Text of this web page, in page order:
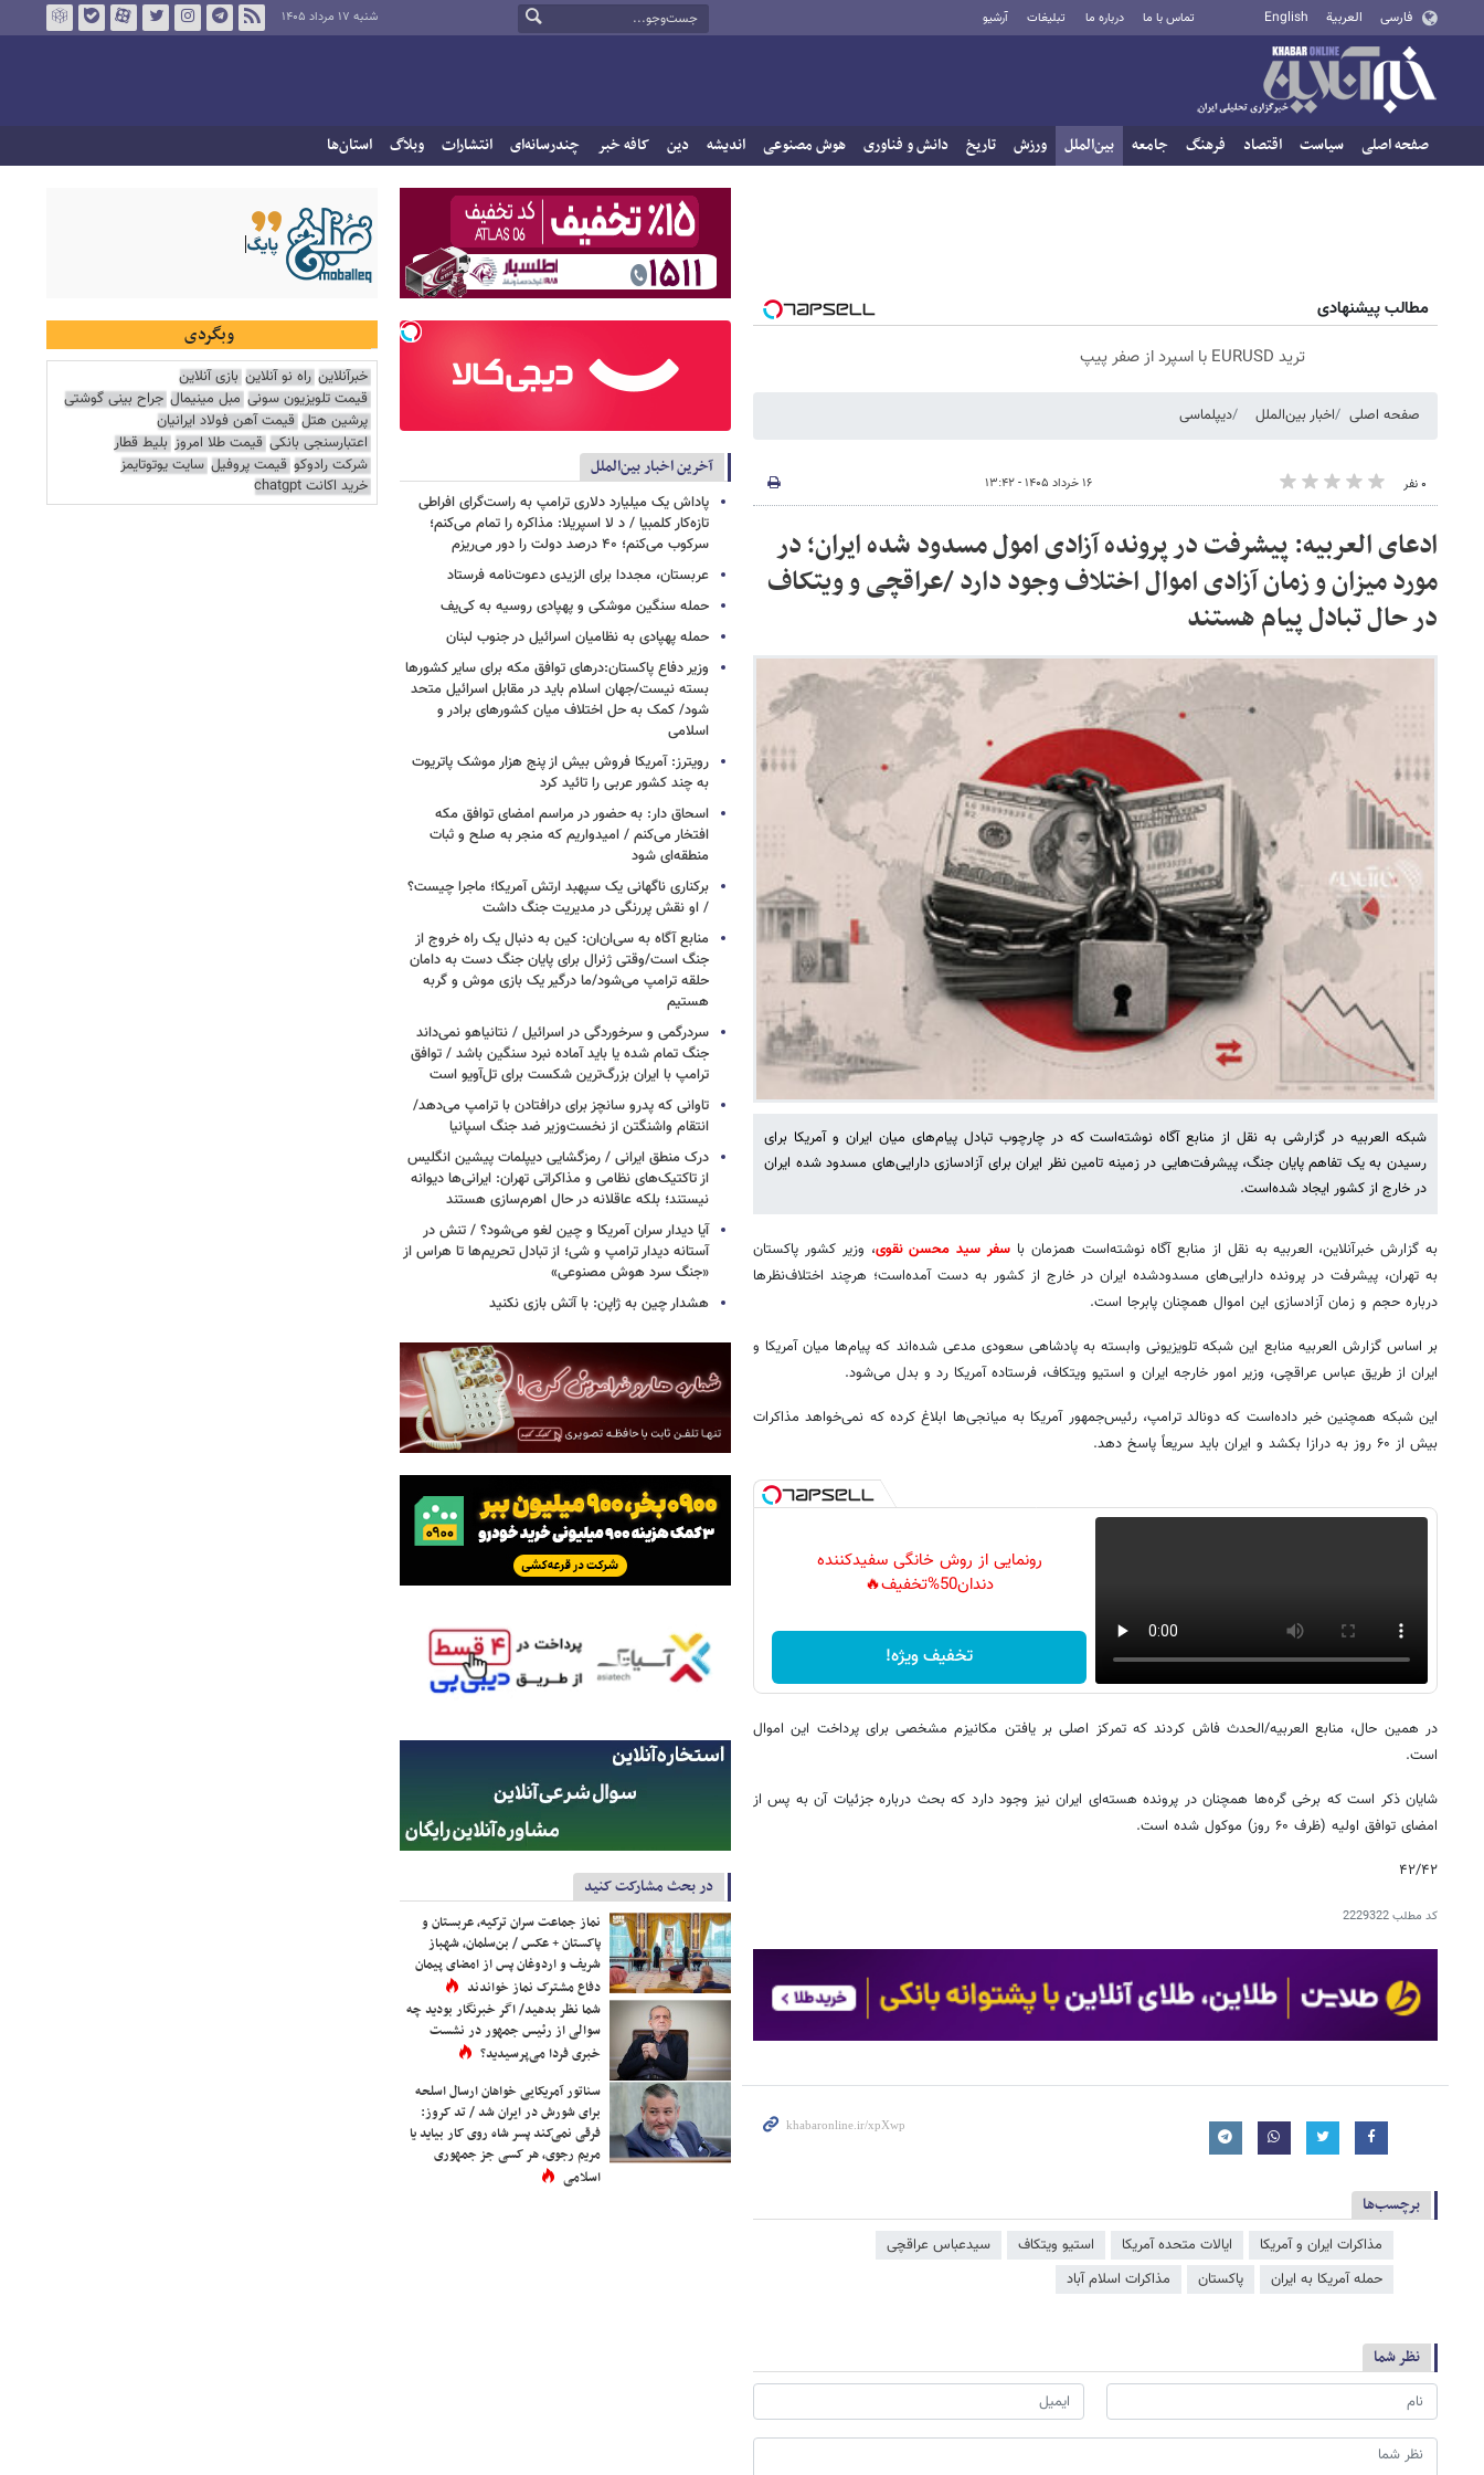
فارسی العربية English تماس با ما درباره ما تبلیغات آرشیو شنبه ۱۷ مرداد ۱۴۰۵
صفحه اصلی سیاست اقتصاد فرهنگ جامعه بین‌الملل ورزش تاریخ دانش و فناوری هوش مصنوعی اندیشه دین کافه خبر چندرسانه‌ای انتشارات وبلاگ استان‌ها
مطالب پیشنهادی
ترید EURUSD با اسپرد از صفر پیپ
صفحه اصلی اخبار بین‌الملل دیپلماسی
۰ نفر ۱۶ خرداد ۱۴۰۵ - ۱۳:۴۲
ادعای العربیه: پیشرفت در پرونده آزادی امول مسدود شده ایران؛ در
مورد میزان و زمان آزادی اموال اختلاف وجود دارد /عراقچی و ویتکاف
در حال تبادل پیام هستند
شبکه العربیه در گزارشی به نقل از منابع آگاه نوشته‌است که در چارچوب تبادل پیام‌های میان ایران و آمریکا برای
رسیدن به یک تفاهم پایان جنگ، پیشرفت‌هایی در زمینه تامین نظر ایران برای آزادسازی دارایی‌های مسدود شده ایران
در خارج از کشور ایجاد شده‌است.
به گزارش خبرآنلاین، العربیه به نقل از منابع آگاه نوشته‌است همزمان با سفر سید محسن نقوی، وزیر کشور پاکستان
به تهران، پیشرفت در پرونده دارایی‌های مسدودشده ایران در خارج از کشور به دست آمده‌است؛ هرچند اختلاف‌نظرها
درباره حجم و زمان آزادسازی این اموال همچنان پابرجا است.
بر اساس گزارش العربیه منابع این شبکه تلویزیونی وابسته به پادشاهی سعودی مدعی شده‌اند که پیام‌ها میان آمریکا و
ایران از طریق عباس عراقچی، وزیر امور خارجه ایران و استیو ویتکاف، فرستاده آمریکا رد و بدل می‌شود.
این شبکه همچنین خبر داده‌است که دونالد ترامپ، رئیس‌جمهور آمریکا به میانجی‌ها ابلاغ کرده که نمی‌خواهد مذاکرات
بیش از ۶۰ روز به درازا بکشد و ایران باید سریعاً پاسخ دهد.
رونمایی از روش خانگی سفیدکننده
دندان50%تخفیف🔥
تخفیف ویژه!
در همین حال، منابع العربیه/الحدث فاش کردند که تمرکز اصلی بر یافتن مکانیزم مشخصی برای پرداخت این اموال
است.
شایان ذکر است که برخی گره‌ها همچنان در پرونده هسته‌ای ایران نیز وجود دارد که بحث درباره جزئیات آن به پس از
امضای توافق اولیه (ظرف ۶۰ روز) موکول شده است.
۴۲/۴۲
کد مطلب2229322
برچسب‌ها
مذاکرات ایران و آمریکا ایالات متحده آمریکا استیو ویتکاف
سیدعباس عراقچی
حمله آمریکا به ایران
پاکستان مذاکرات اسلام آباد
نظر شما
آخرین اخبار بین‌الملل
پاداش یک میلیارد دلاری ترامپ به راست‌گرای افراطی
تازه‌کار کلمبیا / د لا اسپریلا: مذاکره را تمام می‌کنم؛
سرکوب می‌کنم؛ ۴۰ درصد دولت را دور می‌ریزم
عربستان، مجددا برای الزیدی دعوت‌نامه فرستاد
حمله سنگین موشکی و پهپادی روسیه به کی‌یف
حمله پهپادی به نظامیان اسرائیل در جنوب لبنان
وزیر دفاع پاکستان:درهای توافق مکه برای سایر کشورها
بسته نیست/جهان اسلام باید در مقابل اسرائیل متحد
شود/ کمک به حل اختلاف میان کشورهای برادر و
اسلامی
رویترز: آمریکا فروش بیش از پنج هزار موشک پاتریوت
به چند کشور عربی را تائید کرد
اسحاق‌ دار: به حضور در مراسم امضای توافق مکه
افتخار می‌کنم / امیدواریم که منجر به صلح و ثبات
منطقه‌ای شود
برکناری ناگهانی یک سپهبد ارتش آمریکا؛ ماجرا چیست؟
/ او نقش پررنگی در مدیریت جنگ داشت
منابع آگاه به سی‌ان‌ان: کین به دنبال یک راه خروج از
جنگ است/وقتی ژنرال برای پایان جنگ دست به دامان
حلقه ترامپ می‌شود/ما درگیر یک بازی موش و گربه
هستیم
سردرگمی و سرخوردگی در اسرائیل / نتانیاهو نمی‌داند
جنگ تمام شده یا باید آماده نبرد سنگین باشد / توافق
ترامپ با ایران بزرگ‌ترین شکست برای تل‌آویو است
تاوانی که پدرو سانچز برای درافتادن با ترامپ می‌دهد/
انتقام واشنگتن از نخست‌وزیر ضد جنگ اسپانیا
درک منطق ایرانی / رمزگشایی دیپلمات پیشین انگلیس
از تاکتیک‌های نظامی و مذاکراتی تهران: ایرانی‌ها دیوانه
نیستند؛ بلکه عاقلانه در حال اهرم‌سازی هستند
آیا دیدار سران آمریکا و چین لغو می‌شود؟ / تنش در
آستانه دیدار ترامپ و شی؛ از تبادل تحریم‌ها تا هراس از
«جنگ سرد هوش مصنوعی»
هشدار چین به ژاپن: با آتش بازی نکنید
در بحث مشارکت کنید
نماز جماعت سران ترکیه، عربستان و
پاکستان + عکس / بن‌سلمان، شهباز
شریف و اردوغان پس از امضای پیمان
دفاع مشترک نماز خواندند
شما نظر بدهید/ اگر خبرنگار بودید چه
سوالی از رئیس جمهور در نشست
خبری فردا می‌پرسیدید؟
سناتور آمریکایی خواهان ارسال اسلحه
برای شورش در ایران شد / تد کروز:
فرقی نمی‌کند پسر شاه روی کار بیاید یا
مریم رجوی، هر کسی جز جمهوری
اسلامی
وبگردی
خبرآنلاین راه نو آنلاین بازی آنلاین
قیمت تلویزیون سونی مبل مینیمال جراح بینی گوشتی
پرشین هتل قیمت آهن فولاد ایرانیان
اعتبارسنجی بانکی قیمت طلا امروز بلیط قطار
شرکت رادوکو قیمت پروفیل سایت یوتوتایمز
خرید اکانت chatgpt